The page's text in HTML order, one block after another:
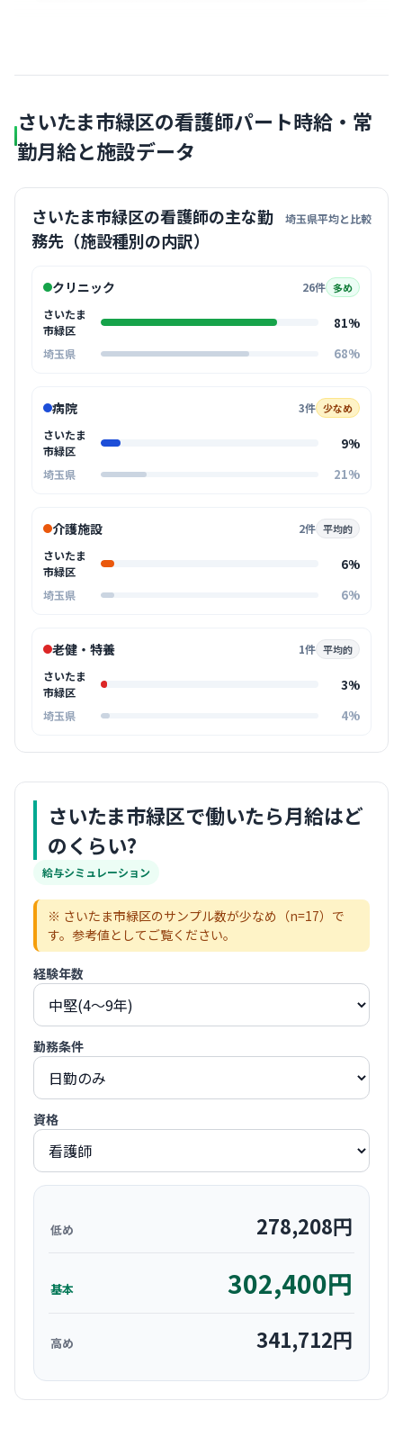
さいたま市緑区の看護師パート時給・常
勤月給と施設データ
さいたま市緑区の看護師の主な勤
務先（施設種別の内訳）
埼玉県平均と比較
クリニック 26件 多め
さいたま
市緑区
81%
埼玉県 68%
病院 3件 少なめ
さいたま
市緑区
9%
埼玉県 21%
介護施設 2件 平均的
さいたま
市緑区
6%
埼玉県 6%
老健・特養 1件 平均的
さいたま
市緑区
3%
埼玉県 4%
さいたま市緑区で働いたら月給はど
のくらい?
給与シミュレーション
※ さいたま市緑区のサンプル数が少なめ（n=17）で
す。参考値としてご覧ください。
経験年数
勤務条件
資格
低め 278,208円
基本 302,400円
高め 341,712円